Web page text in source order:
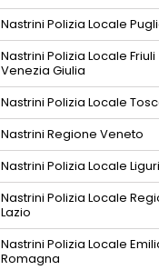
Nastrini Polizia Locale
Nastrini Polizia Locale Friuli
Venezia Giulia
Nastrini Polizia Locale
Nastrini Regione Veneto
Nastrini Polizia Locale
Nastrini Polizia Locale
Lazio
Nastrini Polizia Locale
Romagna